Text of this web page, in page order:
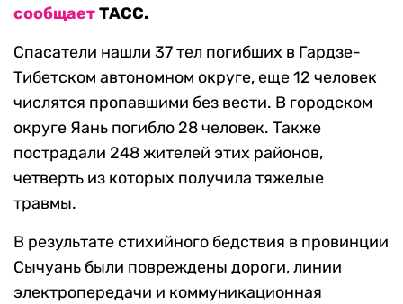
сообщаетТАСС.
Спасатели нашли 37 тел погибших в Гардзе-
Тибетском автономном округе, еще 12 человек
числятся пропавшими без вести. В городском
округе Яань погибло 28 человек. Также
пострадали 248 жителей этих районов,
четверть из которых получила тяжелые
травмы.
В результате стихийного бедствия в провинции
Сычуань были повреждены дороги, линии
электропередачи и коммуникационная